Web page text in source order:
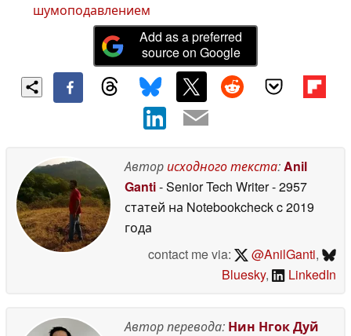
шумоподавлением
Add as a preferred
source on Google
Авторисходного текста: Anil
Ganti- Senior Tech Writer- 2957
статей на Notebookcheckc 2019
года
contact me via:
@AnilGanti,
Bluesky, LinkedIn
Автор перевода: Нин Нгок Дуй